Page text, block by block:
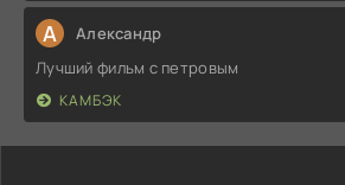
А Александр
Лучший фильм с петровым
КАМБЭК